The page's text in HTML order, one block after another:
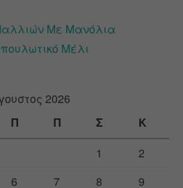
Με Μανόλια
Μέλι
2026
Π Π Σ
Κ
1
2
6 7 8 9